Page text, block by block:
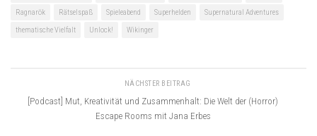
Ragnarök
Rätselspaß Spieleabend Superhelden
Supernatural Adventures
thematische Vielfalt
Unlock! Wikinger
NÄCHSTER BEITRAG
[Podcast] Mut, Kreativität und Zusammenhalt: Die Welt der (Horror)
Escape Rooms mit Jana Erbes